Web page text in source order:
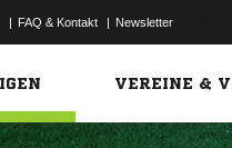
| FAQ & Kontakt | Newsletter
VEREINE &